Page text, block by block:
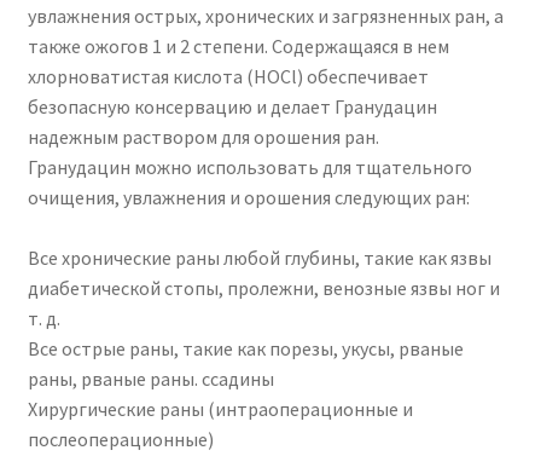
увлажнения острых, хронических и загрязненных ран, а
также ожогов 1 и 2 степени. Содержащаяся в нем
хлорноватистая кислота (HOCl) обеспечивает
безопасную консервацию и делает Гранудацин
надежным раствором для орошения ран.
Гранудацин можно использовать для тщательного
очищения, увлажнения и орошения следующих ран:
Все хронические раны любой глубины, такие как язвы
диабетической стопы, пролежни, венозные язвы ног и
т. д.
Все острые раны, такие как порезы, укусы, рваные
раны, рваные раны. ссадины
Хирургические раны (интраоперационные и
послеоперационные)